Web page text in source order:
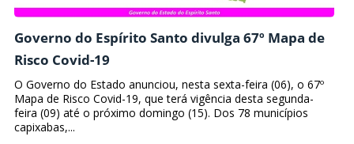
Governo do Espírito Santo divulga 67º Mapa de
Risco Covid-19
O Governo do Estado anunciou, nesta sexta-feira (06), o 67º
Mapa de Risco Covid-19, que terá vigência desta segunda-
feira (09) até o próximo domingo (15). Dos 78 municípios
capixabas,...